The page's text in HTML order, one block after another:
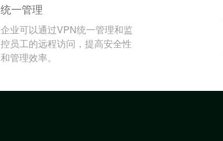
统一管理
企业可以通过VPN统一管理和监
控员工的远程访问，提高安全性
和管理效率。